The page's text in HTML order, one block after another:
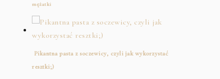
mężatki
Pikantna pasta z soczewicy, czyli jak wykorzystać
resztki;)